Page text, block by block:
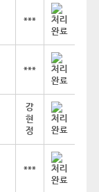
***
***
강
현
정
***